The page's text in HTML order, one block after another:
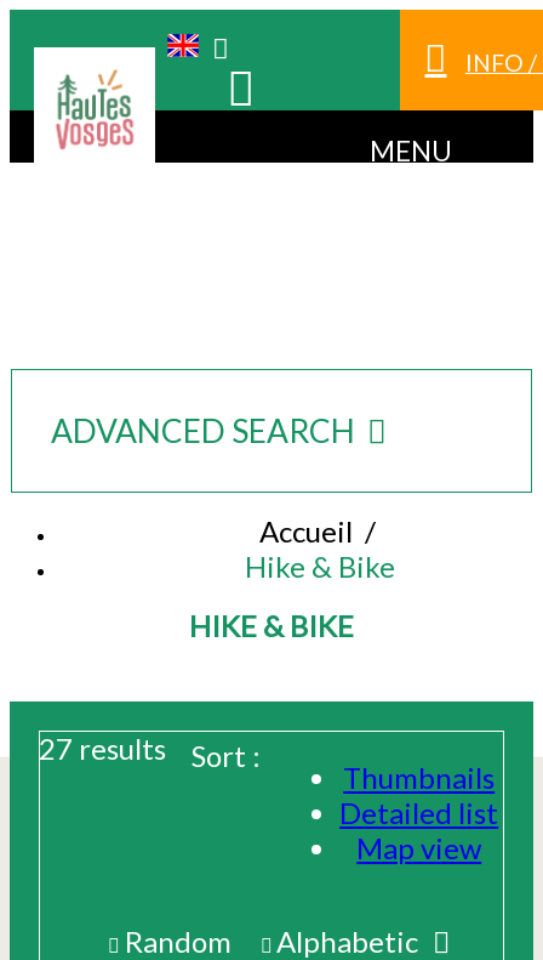
INFO
MENU
ADVANCED SEARCH
Accueil /
Hike & Bike
HIKE & BIKE
Thumbnails
Detailed list
Map view
27 results Sort :
Random Alphabetic